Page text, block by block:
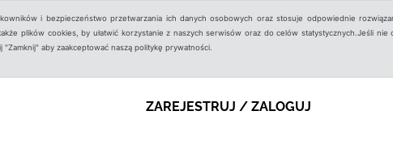
i bezpieczeństwo przetwarzania ich danych osobowych oraz stosuje odpowiednie
plików cookies, by ułatwić korzystanie z naszych serwisów oraz do celów statystycznych.Jeśli nie
aby zaakceptować naszą politykę prywatności.
ZAREJESTRUJ / ZALOGUJ